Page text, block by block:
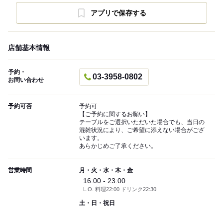
アプリで保存する
店舗基本情報
予約・
お問い合わせ
03-3958-0802
予約可否
予約可
【ご予約に関するお願い】
テーブルをご選択いただいた場合でも、当日の
混雑状況により、ご希望に添えない場合がござ
います。
あらかじめご了承ください。
営業時間 月・火・水・木・金
16:00 - 23:00
L.O. 料理22:00 ドリンク22:30
土・日・祝日